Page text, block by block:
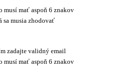
musí mať aspoň 6 znakov
sa musia zhodovať
zadajte validný email
musí mať aspoň 6 znakov